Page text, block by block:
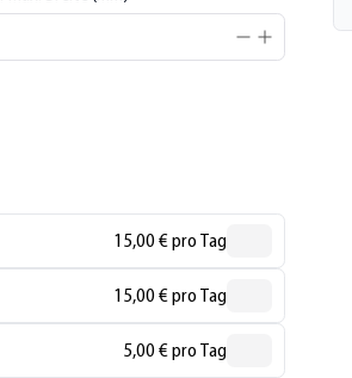
15,00 € pro Tag
15,00 € pro Tag
5,00 € pro Tag